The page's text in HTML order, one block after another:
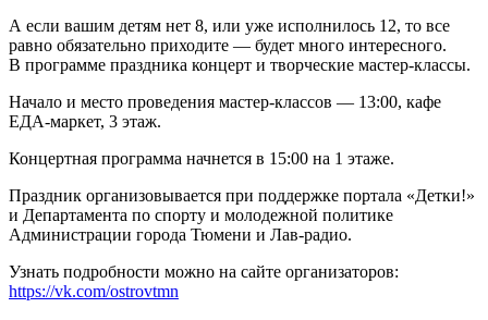
А если вашим детям нет 8, или уже исполнилось 12, то все
равно обязательно приходите — будет много интересного.
В программе праздника концерт и творческие мастер-классы.
Начало и место проведения мастер-классов — 13:00, кафе
ЕДА-маркет, 3 этаж.
Концертная программа начнется в 15:00 на 1 этаже.
Праздник организовывается при поддержке портала «Детки!»
и Департамента по спорту и молодежной политике
Администрации города Тюмени и Лав-радио.
Узнать подробности можно на сайте организаторов:
https://vk.com/ostrovtmn